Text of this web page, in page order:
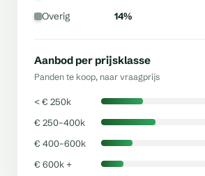
Overig
14%
Aanbod per prijsklasse
Panden te koop, naar vraagprijs
< € 250k
€ 250–400k
€ 400–600k
€ 600k +